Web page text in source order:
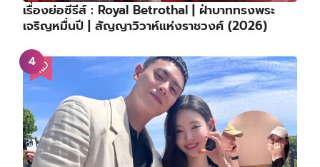
เรื่องย่อซีรีส์ : Royal Betrothal | ฝ่าบาททรงพระ
เจริญหมื่นปี | สัญญาวิวาห์แห่งราชวงศ์ (2026)